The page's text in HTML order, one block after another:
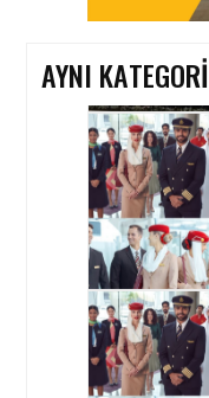
AYNI